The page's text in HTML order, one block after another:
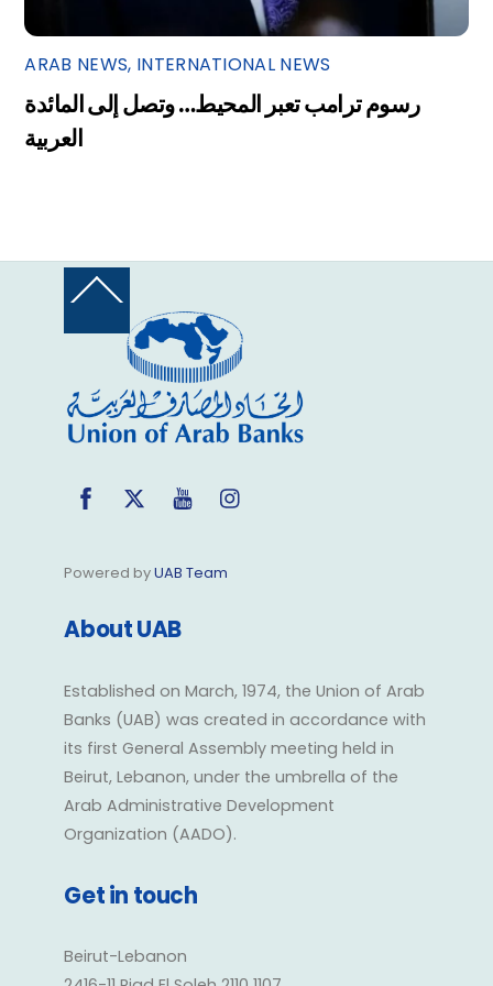
ARAB NEWS, INTERNATIONAL NEWS
رسوم ترامب تعبر المحيط… وتصل إلى المائدة
العربية
Back
Top
Facebook
Twitter YouTube
Powered byUAB Team
About UAB
Established on March, 1974, the Union of Arab
Banks (UAB) was created in accordance with
its first General Assembly meeting held in
Beirut, Lebanon, under the umbrella of the
Arab Administrative Development
Organization (AADO).
Get in touch
Beirut-Lebanon